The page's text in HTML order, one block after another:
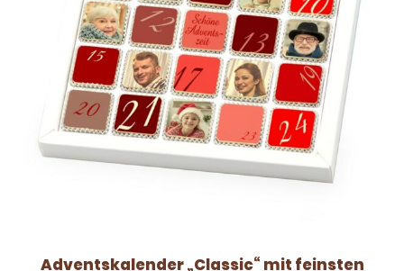
Adventskalender „Classic“ mit feinsten